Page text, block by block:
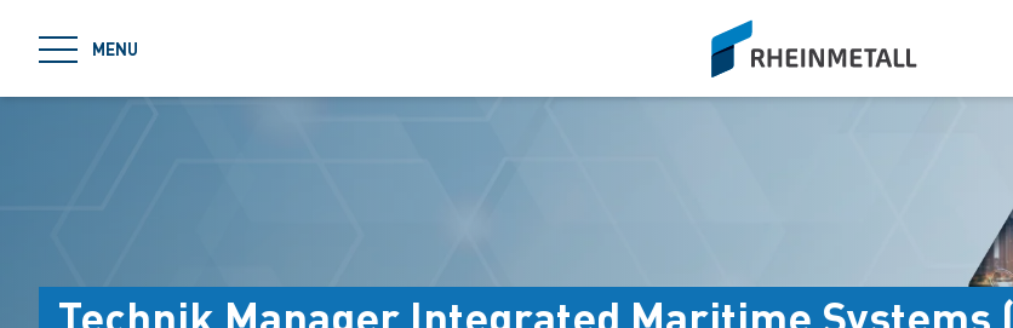
MENU
siteLogo